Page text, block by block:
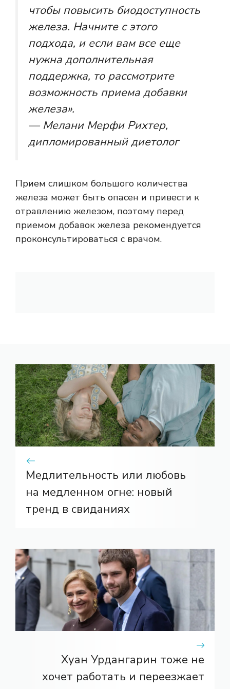
чтобы повысить биодоступность
железа. Начните с этого
подхода, и если вам все еще
нужна дополнительная
поддержка, то рассмотрите
возможность приема добавки
железа».
— Мелани Мерфи Рихтер,
дипломированный диетолог
Прием слишком большого количества
железа может быть опасен и привести к
отравлению железом, поэтому перед
приемом добавок железа рекомендуется
проконсультироваться с врачом.
Медлительность или любовь
на медленном огне: новый
тренд в свиданиях
Хуан Урдангарин тоже не
хочет работать и переезжает